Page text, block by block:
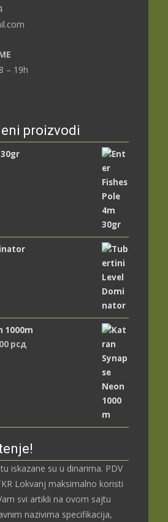
– 19h
proizvodi
1000m
рсд
iskazane su u dinarima. PDV
Lokvanj maksimalno koristi
svi artikli na ovom sajtu
nazivima specifikacija,